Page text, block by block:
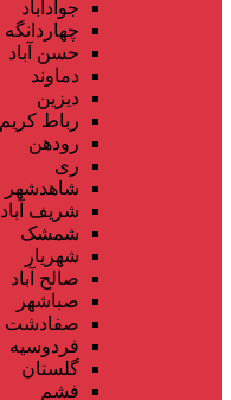
جوادآباد
چهاردانگه
حسن آباد
دماوند
دیزین
رباط کریم
رودهن
ری
شاهدشهر
شریف آباد
شمشک
شهریار
صالح آباد
صباشهر
صفادشت
فردوسیه
گلستان
فشم